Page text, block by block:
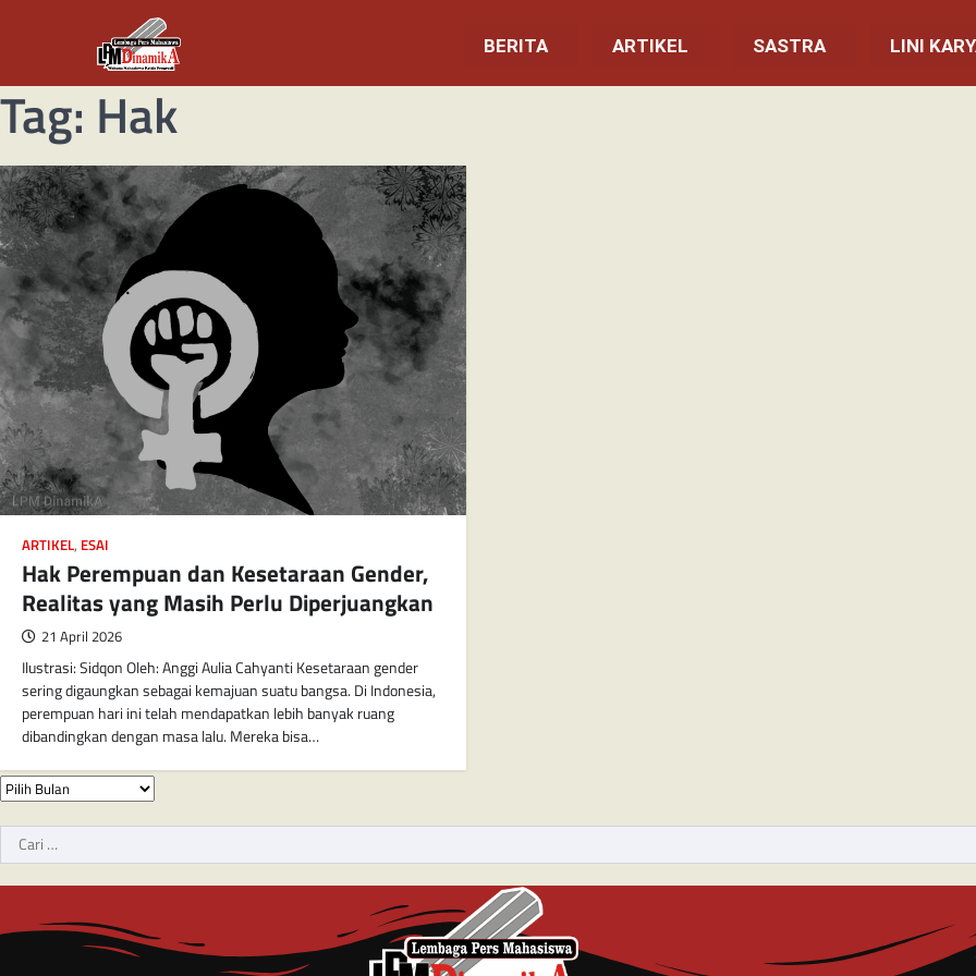
BERITA ARTIKEL SASTRA LINI
Tag: Hak
ARTIKEL, ESAI
Hak Perempuan dan Kesetaraan Gender,
Realitas yang Masih Perlu Diperjuangkan
21 April 2026
Ilustrasi: Sidqon Oleh: Anggi Aulia Cahyanti Kesetaraan gender
sering digaungkan sebagai kemajuan suatu bangsa. Di Indonesia,
perempuan hari ini telah mendapatkan lebih banyak ruang
dibandingkan dengan masa lalu. Mereka bisa…